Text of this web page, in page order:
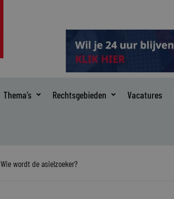
Thema’s Rechtsgebieden Vacatures
Wie wordt de asielzoeker?